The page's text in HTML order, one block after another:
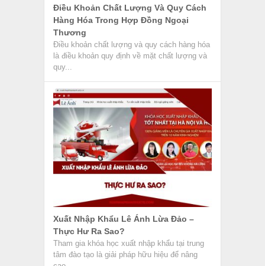
Điều Khoản Chất Lượng Và Quy Cách
Hàng Hóa Trong Hợp Đồng Ngoại
Thương
Điều khoản chất lượng và quy cách hàng hóa
là điều khoản quy định về mặt chất lượng và
quy...
Xuất Nhập Khẩu Lê Ánh Lừa Đảo –
Thực Hư Ra Sao?
Tham gia khóa học xuất nhập khẩu tại trung
tâm đào tạo là giải pháp hữu hiệu để nâng